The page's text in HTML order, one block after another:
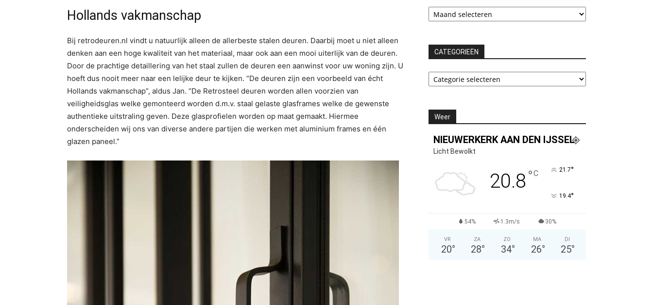
Hollands vakmanschap
Bij retrodeuren.nl vindt u natuurlijk alleen de allerbeste stalen deuren. Daarbij moet u niet alleen
denken aan een hoge kwaliteit van het materiaal, maar ook aan een mooi uiterlijk van de deuren.
Door de prachtige detaillering van het staal zullen de deuren een aanwinst voor uw woning zijn. U
hoeft dus nooit meer naar een lelijke deur te kijken. “De deuren zijn een voorbeeld van écht
Hollands vakmanschap”, aldus Jan. “De Retrosteel deuren worden allen voorzien van
veiligheidsglas welke gemonteerd worden d.m.v. staal gelaste glasframes welke de gewenste
authentieke uitstraling geven. Deze glasprofielen worden op maat gemaakt. Hiermee
onderscheiden wij ons van diverse andere partijen die werken met aluminium frames en één
glazen paneel.”
Archieven
CATEGORIEËN
CATEGORIEËN
Weer
NIEUWERKERK AAN DEN IJSSEL
Licht Bewolkt
20.8 °C 21.7°
19.4°
54% 1.3m/s 30%
VR
20°
ZA
28°
ZO
34°
MA
26°
DI
25°